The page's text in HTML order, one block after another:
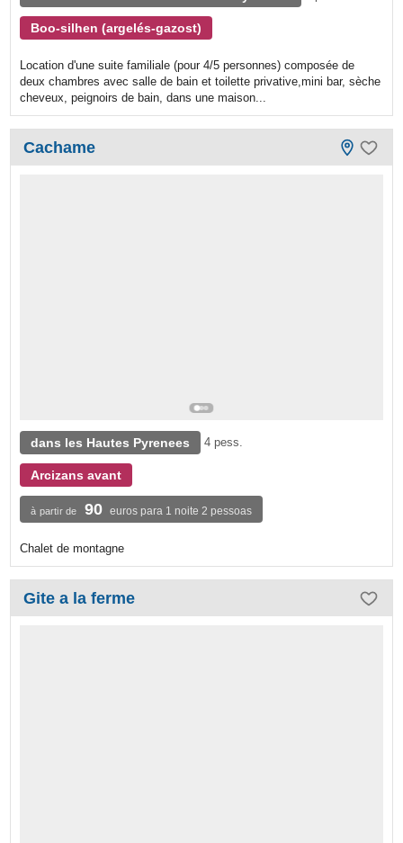
Boo-silhen (argelés-gazost)
Location d'une suite familiale (pour 4/5 personnes) composée de
deux chambres avec salle de bain et toilette privative,mini bar, sèche
cheveux, peignoirs de bain, dans une maison...
Cachame
dans les Hautes Pyrenees 4 pess.
Arcizans avant
à partir de 90 euros para 1 noite 2 pessoas
Chalet de montagne
Gite a la ferme